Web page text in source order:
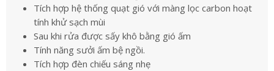
Tích hợp hệ thống quạt gió với màng lọc carbon hoạt
tính khử sạch mùi
Sau khi rửa được sấy khô bằng gió ấm
Tính năng sưởi ấm bệ ngồi.
Tích hợp đèn chiếu sáng nhẹ